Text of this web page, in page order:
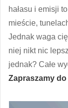
hałasu i emisji
mieście,
Jednak waga
niej nikt nic
jednak? Całe
Zapraszamy